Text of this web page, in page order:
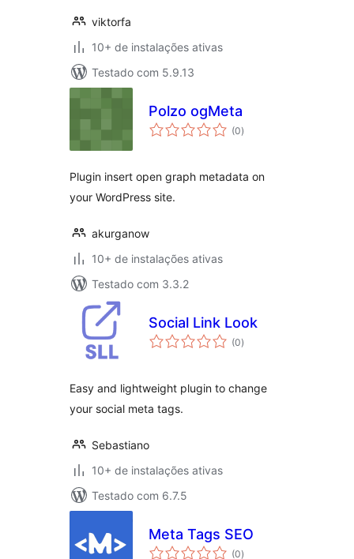
viktorfa
10+ de instalações ativas
Testado com 5.9.13
Polzo ogMeta
(0total
de
)
Plugin insert open graph metadata on
your WordPress site.
akurganow
10+ de instalações ativas
Testado com 3.3.2
Social Link Look
(0total
de
)
Easy and lightweight plugin to change
your social meta tags.
Sebastiano
10+ de instalações ativas
Testado com 6.7.5
Meta Tags SEO
(0total
)